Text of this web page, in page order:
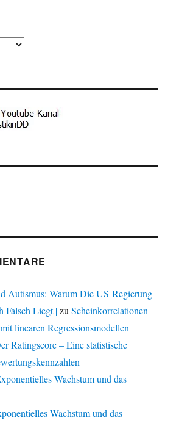
Autismus: Warum Die US-Regierung
Falsch Liegt |zuScheinkorrelationen
linearen Regressionsmodellen
Ratingscore – Eine statistische
Wachstum und das
Wachstum und das